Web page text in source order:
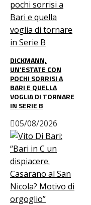
DICKMANN,
UN’ESTATE CON
POCHI SORRISI A
BARI E QUELLA
VOGLIA DI TORNARE
IN SERIE B
05/08/2026